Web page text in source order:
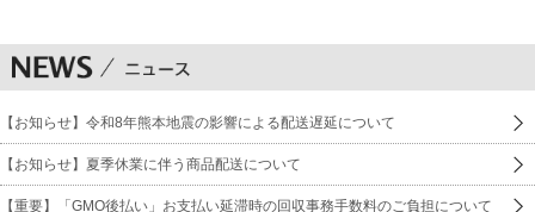
【お知らせ】令和8年熊本地震の影響による配送遅延について
【お知らせ】夏季休業に伴う商品配送について
【重要】「GMO後払い」お支払い延滞時の回収事務手数料のご負担について